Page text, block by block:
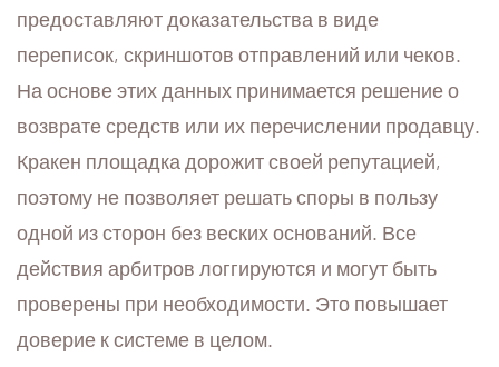
предоставляют доказательства в виде
переписок, скриншотов отправлений или чеков.
На основе этих данных принимается решение о
возврате средств или их перечислении продавцу.
Кракен площадка дорожит своей репутацией,
поэтому не позволяет решать споры в пользу
одной из сторон без веских оснований. Все
действия арбитров логгируются и могут быть
проверены при необходимости. Это повышает
доверие к системе в целом.